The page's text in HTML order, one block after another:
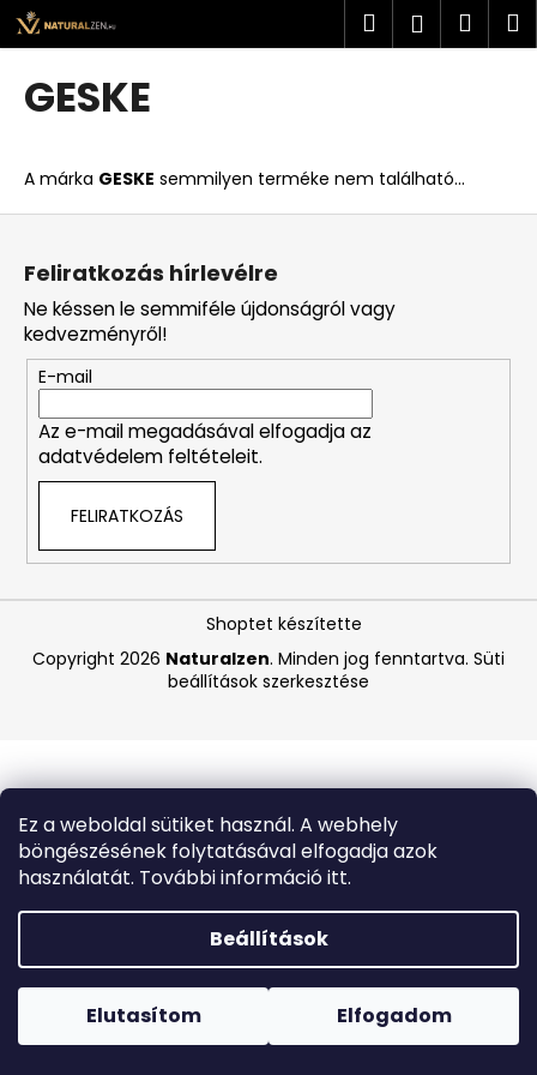
Ez a weboldal sütiket használ. A webhely
böngészésének folytatásával elfogadja azok
használatát. További információ itt.
Beállítások
Elutasítom Elfogadom
Ugrás
fő
tartalomhoz
Forró napokon nem javasoljuk a csomagautomatákba
történő kézbesítést. A magas hőmérsékletre érzékeny
termékek átvételkor nem biztos, hogy optimális állapotban
Keresés
GESKE
A márka GESKE semmilyen terméke nem található...
K
o
i
t
k
e
r
e
s
?
A
á
u
k
PASTA
DEL
CAPITANO
OXYACTION
75
1
L
Feliratkozás hírlevélre
Ne késsen le semmiféle újdonságról vagy
kedvezményről!
E-mail
Az e-mail megadásával elfogadja az
adatvédelem feltételeit.
FELIRATKOZÁS
Shoptet készítette
Copyright 2026 Naturalzen. Minden jog fenntartva. Süti
beállítások szerkesztése